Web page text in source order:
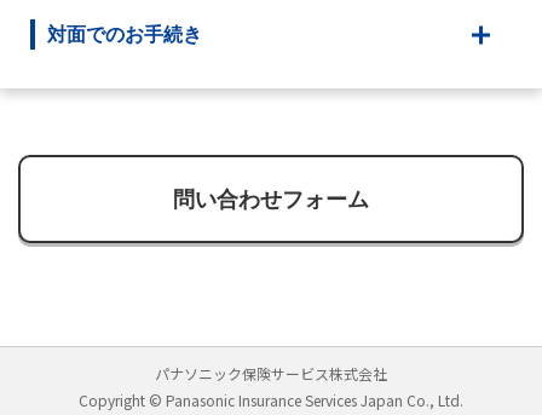
対面でのお手続き
問い合わせフォーム
パナソニック保険サービス株式会社
Copyright © Panasonic Insurance Services Japan Co., Ltd.